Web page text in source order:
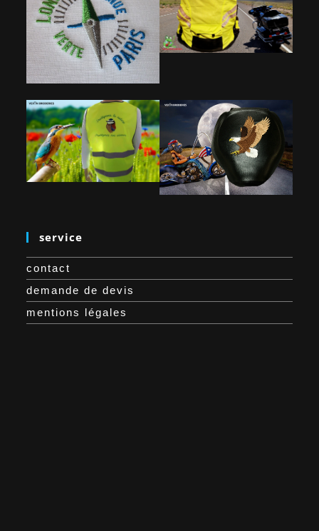
service
contact
demande de devis
mentions légales